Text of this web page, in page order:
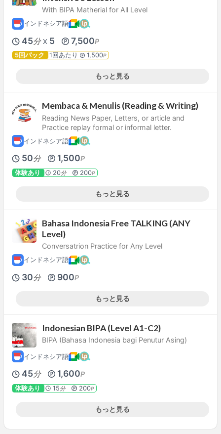
With BIPA Matherial for All Level
インドネシア語
45分 X 5 7,500P
5回パック 1回あたり 1,500P
もっと見る
Membaca & Menulis (Reading & Writing)
Reading News Paper, Letters, or article and
Practice replay formal or informal letter.
インドネシア語
50分 1,500P
体験あり 20分 200P
もっと見る
Bahasa Indonesia Free TALKING (ANY
Level)
Conversatrion Practice for Any Level
インドネシア語
30分 900P
もっと見る
Indonesian BIPA (Level A1-C2)
BIPA (Bahasa Indonesia bagi Penutur Asing)
インドネシア語
45分 1,600P
体験あり 15分 200P
もっと見る